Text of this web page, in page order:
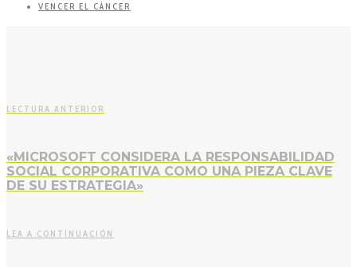
VENCER EL CÁNCER
LECTURA ANTERIOR
«MICROSOFT CONSIDERA LA RESPONSABILIDAD
SOCIAL CORPORATIVA COMO UNA PIEZA CLAVE
DE SU ESTRATEGIA»
LEA A CONTINUACIÓN